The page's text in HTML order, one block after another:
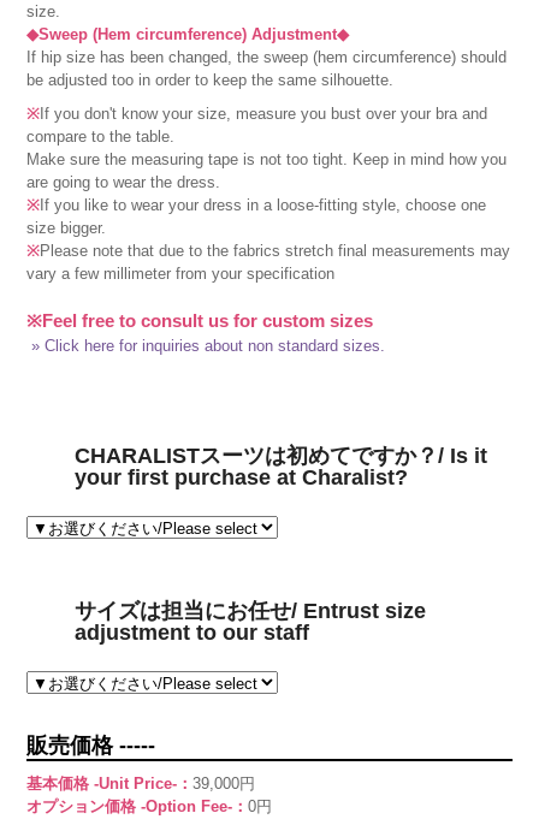
size.
◆Sweep (Hem circumference) Adjustment◆
If hip size has been changed, the sweep (hem circumference) should
be adjusted too in order to keep the same silhouette.
※ If you don't know your size, measure you bust over your bra and
compare to the table.
Make sure the measuring tape is not too tight. Keep in mind how you
are going to wear the dress.
※ If you like to wear your dress in a loose-fitting style, choose one
size bigger.
※Please note that due to the fabrics stretch final measurements may
vary a few millimeter from your specification
※Feel free to consult us for custom sizes
» Click here for inquiries about non standard sizes.
CHARALISTスーツは初めてですか？/ Is it
your first purchase at Charalist?
サイズは担当にお任せ/ Entrust size
adjustment to our staff
販売価格 -----
基本価格 -Unit Price-：39,000円
オプション価格 -Option Fee-：0円